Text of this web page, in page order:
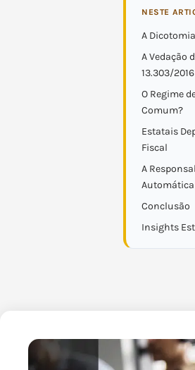
NESTE
A
A Vedação
13.303/2016
O Regime
Comum?
Estatais
Fiscal
A
Automática
Conclusão
Insights